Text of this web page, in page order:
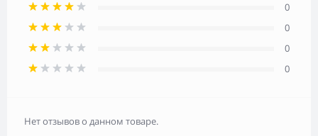
0
0
0
0
Нет отзывов о данном товаре.